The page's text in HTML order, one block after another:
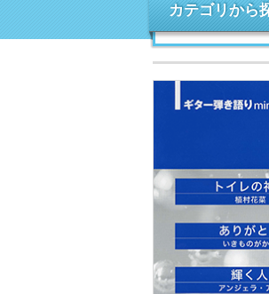
カテゴリから